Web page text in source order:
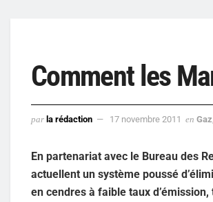
Comment les
par la rédaction 17 novembre 2011 en Gaz
En partenariat avec le Bureau des
actuellent un système poussé
en cendres à faible taux